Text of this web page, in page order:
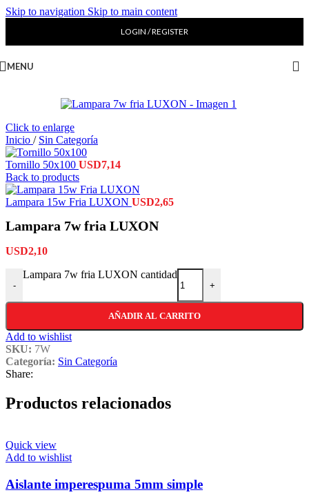
Skip to navigation Skip to main content
LOGIN / REGISTER
MENU
Click to enlarge
Inicio / Sin Categoría
Tornillo 50x100 USD7,14
Back to products
Lampara 15w Fria LUXON USD2,65
Lampara 7w fria LUXON
USD2,10
-
Lampara 7w fria LUXON cantidad
+
AÑADIR AL CARRITO
Add to wishlist
SKU: 7W
Categoría: Sin Categoría
Share:
Productos relacionados
Quick view
Add to wishlist
Aislante imperespuma 5mm simple